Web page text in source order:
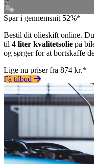
Spar i gennemsnit 52%*
Bestil dit olieskift online.
til 4 liter kvalitetsolie på
og sørger for at bortskaffe
Lige nu priser fra 874 kr.*
Få tilbud